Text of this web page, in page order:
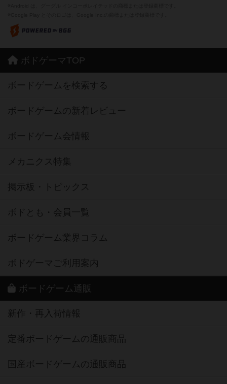
ボドゲーマTOP
ボードゲームを検索する
ボードゲームの新着レビュー
ボードゲーム会情報
メカニクス特集
掲示板・トピックス
ボドとも・会員一覧
ボードゲーム業界コラム
ボドゲーマご利用案内
ボードゲーム通販
新作・再入荷情報
定番ボードゲームの通販商品
国産ボードゲームの通販商品